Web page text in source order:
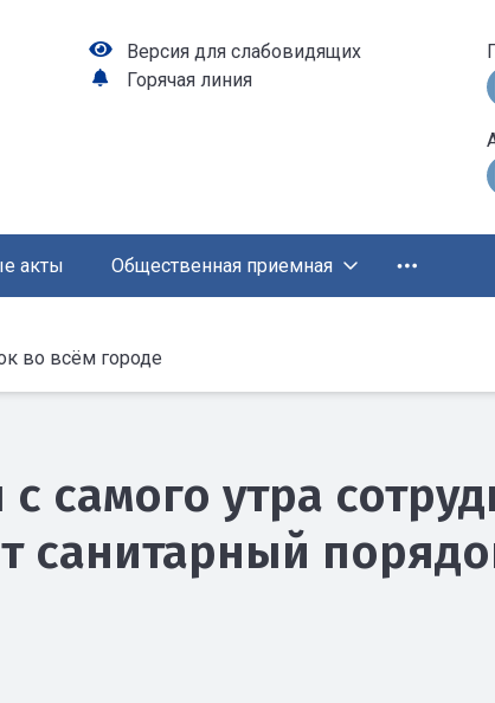
Версия для слабовидящих
Горячая линия
акты Общественная приемная
во всём городе
с самого утра
санитарный